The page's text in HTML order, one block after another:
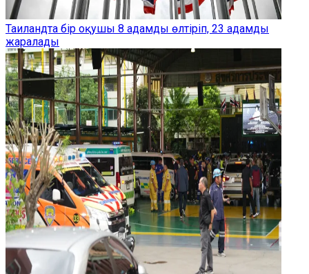
Таиландта бір оқушы 8 адамды өлтіріп, 23 адамды
жаралады